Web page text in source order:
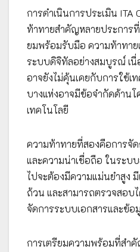
การดำเนินการประเมิน ITA
ท้าทายสำคัญหลายประการ
ยมพร้อมรับมือ ความท้าทา
ระบบดิจิทัลอย่างสมบูรณ์ เนื่
อาจยังไม่คุ้นเคยกับการใช้เ
บางแห่งอาจมีข้อจำกัดด้าน
เทคโนโลยี
ความท้าทายที่สองคือการจั
และความน่าเชื่อถือ ในระ
ไปจะต้องมีความแม่นยำสูง
ถ้วน และสามารถตรวจสอบ
จัดการระบบเอกสารและข้
การเตรียมความพร้อมที่ส